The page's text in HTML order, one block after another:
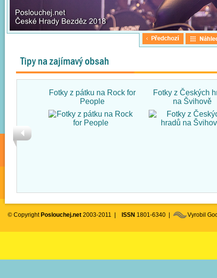
Tipy na zajímavý obsah
Fotky z pátku na Rock for
People
Fotky z Českých
na Švihově
© Copyright Poslouchej.net 2003-2011 | ISSN 1801-6340 | Vyrobil